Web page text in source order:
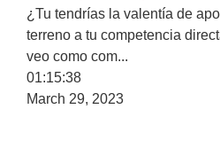
¿Tu tendrías la valentía de
terreno a tu competencia
veo como com...
01:15:38
March 29, 2023